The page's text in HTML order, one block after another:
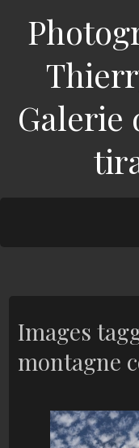
Galerie
Images
montagne